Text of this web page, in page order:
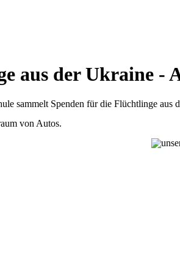
aus der Ukraine -
sammelt Spenden für die Flüchtlinge aus
von Autos.